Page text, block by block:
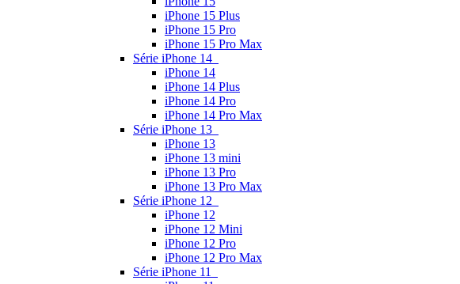
iPhone 15 Plus
iPhone 15 Pro
iPhone 15 Pro Max
Série iPhone 14
iPhone 14
iPhone 14 Plus
iPhone 14 Pro
iPhone 14 Pro Max
Série iPhone 13
iPhone 13
iPhone 13 mini
iPhone 13 Pro
iPhone 13 Pro Max
Série iPhone 12
iPhone 12
iPhone 12 Mini
iPhone 12 Pro
iPhone 12 Pro Max
Série iPhone 11